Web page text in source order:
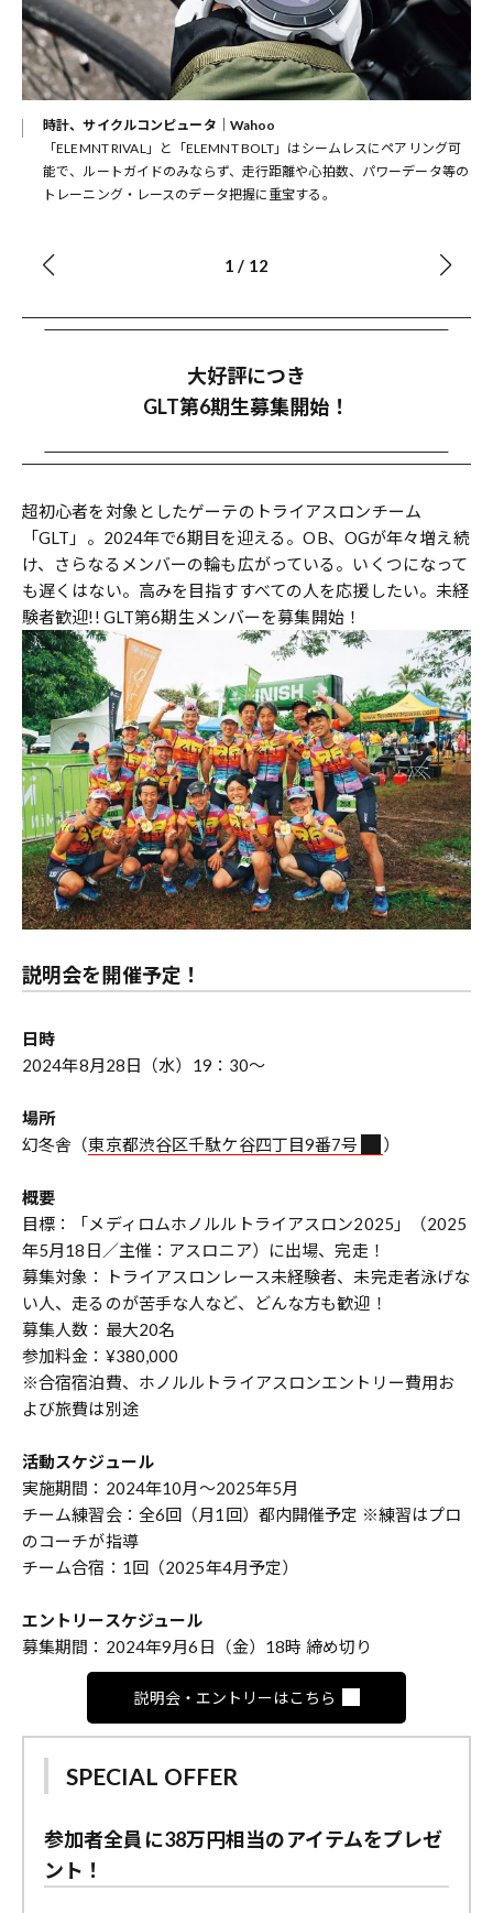
時計、サイクルコンピュータ｜Wahoo
「ELEMNT RIVAL」と「ELEMNT BOLT」はシームレスにペアリング可
能で、ルートガイドのみならず、走行距離や心拍数、パワーデータ等の
トレーニング・レースのデータ把握に重宝する。
1 / 12
大好評につき
GLT第6期生募集開始！
超初心者を対象としたゲーテのトライアスロンチーム
「GLT」。2024年で6期目を迎える。OB、OGが年々増え続
け、さらなるメンバーの輪も広がっている。いくつになって
も遅くはない。高みを目指すすべての人を応援したい。未経
験者歓迎!! GLT第6期生メンバーを募集開始！
説明会を開催予定！
日時
2024年8月28日（水）19：30〜
場所
幻冬舎（東京都渋谷区千駄ケ谷四丁目9番7号 ）
概要
目標：「メディロムホノルルトライアスロン2025」（2025
年5月18日／主催：アスロニア）に出場、完走！
募集対象：トライアスロンレース未経験者、未完走者泳げな
い人、走るのが苦手な人など、どんな方も歓迎！
募集人数：最大20名
参加料金：¥380,000
※合宿宿泊費、ホノルルトライアスロンエントリー費用お
よび旅費は別途
活動スケジュール
実施期間：2024年10月〜2025年5月
チーム練習会：全6回（月1回）都内開催予定 ※練習はプロ
のコーチが指導
チーム合宿：1回（2025年4月予定）
エントリースケジュール
募集期間：2024年9月6日（金）18時 締め切り
説明会・エントリーはこちら
SPECIAL OFFER
参加者全員に38万円相当のアイテムをプレゼ
ント！